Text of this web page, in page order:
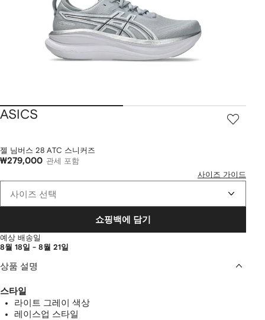
ASICS
젤 님버스 28 ATC 스니커즈
₩279,000 관세 포함
사이즈 가이드
사이즈 선택
쇼핑백에 담기
예상 배송일
8월 18일 - 8월 21일
상품 설명
스타일
라이트 그레이 색상
레이스업 스타일